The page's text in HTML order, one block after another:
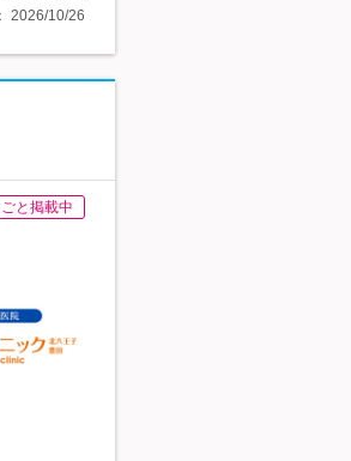
2026/10/26
と掲載中